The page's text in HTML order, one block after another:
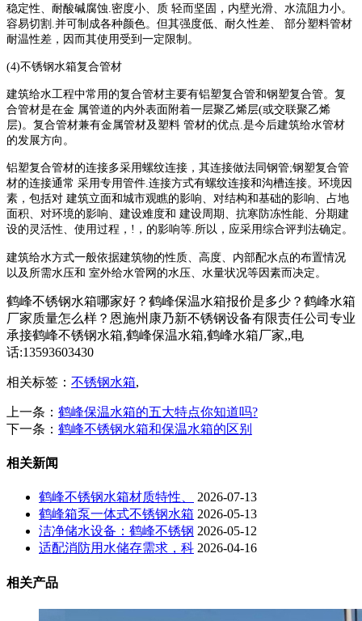
稳定性、耐酸碱腐蚀 密度小、质 轻而坚固，内壁光滑、水流阻力小。
容易切割 并可制成各种颜色。但其强度低、耐久性差、 部分塑料管材
耐温性差，因而其使用受到一定限制。
(4)不锈钢水箱复合管材
建筑给水工程中常用的复合管材主要有铝塑复合管和钢塑复合管。复
合管材是在金 属管道的内外表面附着一层聚乙烯层(或交联聚乙烯
层) 。复合管材兼有金属管材及塑料 管材的优点 是今后建筑给水管材
的发展方向。
铝塑复合管材的连接多采用螺纹连接，其连接做法同钢管;钢塑复合管
材的连接通常 采用专用管件 连接方式有螺纹连接和沟槽连接。环境因
素，包括对 建筑立面和城市观瞧的影响、对结构和基础的影响、占地
面积、对环境的影响、建设难度和 建设周期、抗寒防冻性能、分期建
设的灵活性、使用过程， ! ，的影响等 所以，应采用综合评判法确定。
建筑给水方式一般依据建筑物的性质、高度、内部配水点的布置情况
以及所需水压和 室外给水管网的水压、水量状况等因素而决定。
鹤峰不锈钢水箱哪家好？鹤峰保温水箱报价是多少？鹤峰水箱
厂家质量怎么样？恩施州康乃新不锈钢设备有限责任公司专业
承接鹤峰不锈钢水箱,鹤峰保温水箱,鹤峰水箱厂家,,电
话:13593603430
相关标签： 不锈钢水箱,
上一条： 鹤峰保温水箱的五大特点你知道吗?
下一条： 鹤峰不锈钢水箱和保温水箱的区别
相关新闻
鹤峰不锈钢水箱材质特性、
2026-07-13
鹤峰箱泵一体式不锈钢水箱 2026-05-13
洁净储水设备：鹤峰不锈钢 2026-05-12
适配消防用水储存需求，科 2026-04-16
相关产品